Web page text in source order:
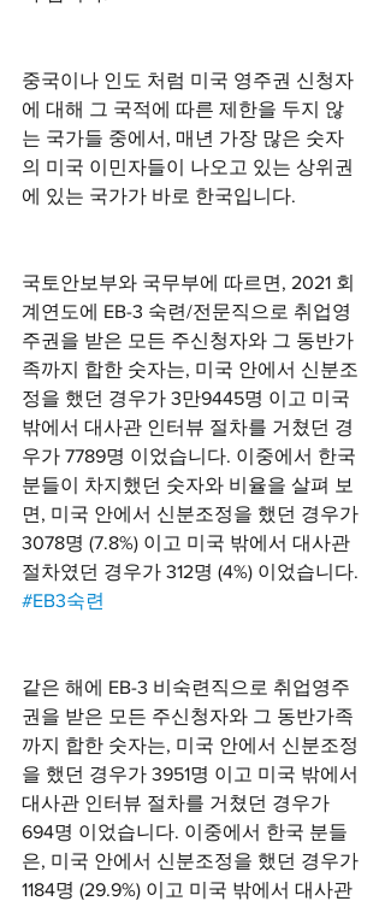
중국이나 인도 처럼 미국 영주권 신청자
에 대해 그 국적에 따른 제한을 두지 않
는 국가들 중에서, 매년 가장 많은 숫자
의 미국 이민자들이 나오고 있는 상위권
에 있는 국가가 바로 한국입니다.
국토안보부와 국무부에 따르면, 2021 회
계연도에 EB-3 숙련/전문직으로 취업영
주권을 받은 모든 주신청자와 그 동반가
족까지 합한 숫자는, 미국 안에서 신분조
정을 했던 경우가 3만9445명 이고 미국
밖에서 대사관 인터뷰 절차를 거쳤던 경
우가 7789명 이었습니다. 이중에서 한국
분들이 차지했던 숫자와 비율을 살펴 보
면, 미국 안에서 신분조정을 했던 경우가
3078명 (7.8%) 이고 미국 밖에서 대사관
절차였던 경우가 312명 (4%) 이었습니다.
#EB3숙련
같은 해에 EB-3 비숙련직으로 취업영주
권을 받은 모든 주신청자와 그 동반가족
까지 합한 숫자는, 미국 안에서 신분조정
을 했던 경우가 3951명 이고 미국 밖에서
대사관 인터뷰 절차를 거쳤던 경우가
694명 이었습니다. 이중에서 한국 분들
은, 미국 안에서 신분조정을 했던 경우가
1184명 (29.9%) 이고 미국 밖에서 대사관